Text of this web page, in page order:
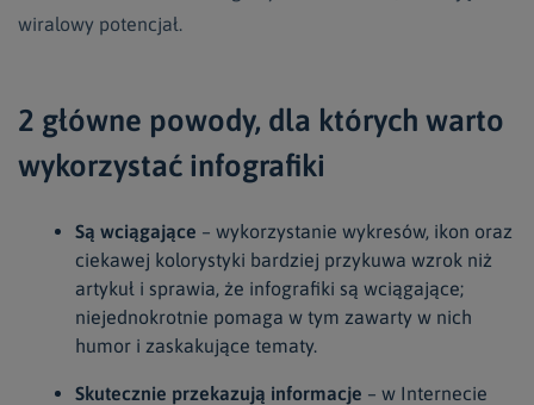
wiralowy potencjał.
2 główne powody, dla których warto
wykorzystać infografiki
Są wciągające – wykorzystanie wykresów, ikon oraz
ciekawej kolorystyki bardziej przykuwa wzrok niż
artykuł i sprawia, że infografiki są wciągające;
niejednokrotnie pomaga w tym zawarty w nich
humor i zaskakujące tematy.
Skutecznie przekazują informacje – w Internecie